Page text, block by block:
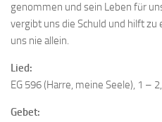
genommen und sein Leben für
vergibt uns die Schuld und hilft
uns nie allein.
Lied:
EG 596 (Harre, meine Seele), 1 –
Gebet: